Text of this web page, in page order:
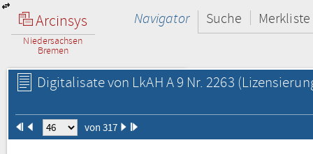
Arcinsys
Niedersachsen
Bremen
Navigator Suche Merkliste
Digitalisate von LkAH A 9 Nr. 2263
von 317